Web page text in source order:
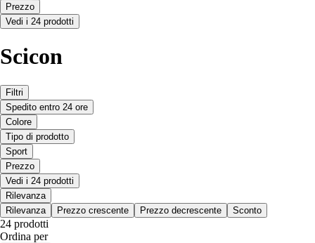
Prezzo
Vedi i 24 prodotti
Scicon
Filtri
Spedito entro 24 ore
Colore
Tipo di prodotto
Sport
Prezzo
Vedi i 24 prodotti
Rilevanza
Rilevanza
Prezzo crescente Prezzo decrescente Sconto
24 prodotti
Ordina per